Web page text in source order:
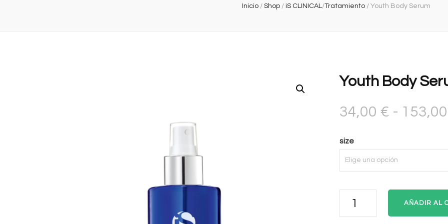
Inicio / Shop / iS CLINICAL/Tratamiento / Youth Body Serum
Youth Body
34,00 € - 153,00
size
Body
AÑADIR AL